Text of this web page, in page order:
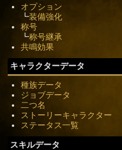
オプション
┗装備強化
称号
┗称号継承
共鳴効果
キャラクターデータ
種族データ
ジョブデータ
二つ名
ストーリーキャラクター
ステータス一覧
スキルデータ